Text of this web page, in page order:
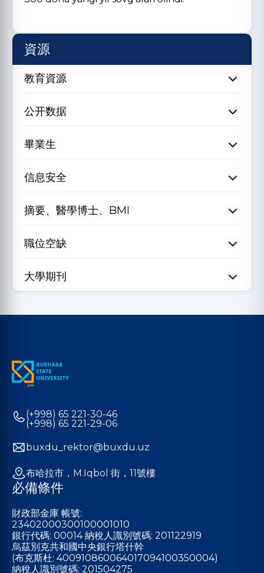
資源
教育資源
公开数据
畢業生
信息安全
摘要、醫學博士、BMI
職位空缺
大學期刊
(+998) 65 221-30-46
(+998) 65 221-29-06
buxdu_rektor@buxdu.uz
布哈拉市，M.Iqbol 街，11號樓
必備條件
財政部金庫 帳號:
23402000300100001010
銀行代碼: 00014 納稅人識別號碼: 201122919
烏茲別克共和國中央銀行塔什幹
(布克斯杜: 400910860064017094100350004)
納稅人識別號碼: 201504275